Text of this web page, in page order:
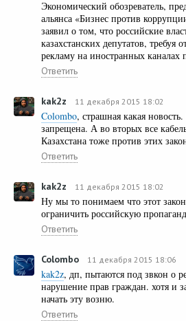
Экономический обозреватель,
альянса «Бизнес против
заявил о том, что российские
казахстанских депутатов,
рекламу на иностранных каналах
Ответить
kak2z 11 декабря 2015 18:02
Colombo, страшная какая
запрещена. А во вторых все
Казахстана тоже против этих
Ответить
kak2z 11 декабря 2015 18:02
Ну мы то понимаем что этот
ограничить российскую
Ответить
Colombo 11 декабря 2015 18:06
kak2z, дп, пытаются под звкон о
нарушение прав граждан. хотя и
начать эту возню.
Ответить